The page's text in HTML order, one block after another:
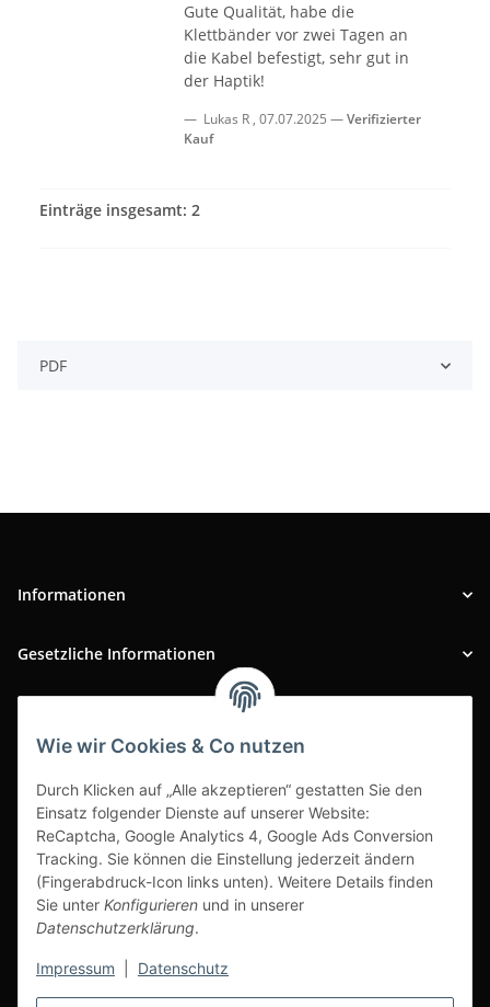
Wie wir Cookies & Co nutzen
Durch Klicken auf „Alle akzeptieren“ gestatten Sie den
Einsatz folgender Dienste auf unserer Website:
ReCaptcha, Google Analytics 4, Google Ads Conversion
Tracking. Sie können die Einstellung jederzeit ändern
(Fingerabdruck-Icon links unten). Weitere Details finden
Sie unter Konfigurieren und in unserer
Datenschutzerklärung.
Impressum Datenschutz
Gute Qualität, habe die
Klettbänder vor zwei Tagen an
die Kabel befestigt, sehr gut in
der Haptik!
Lukas R , 07.07.2025
Verifizierter
Kauf
Einträge insgesamt: 2
PDF
Informationen
Gesetzliche Informationen